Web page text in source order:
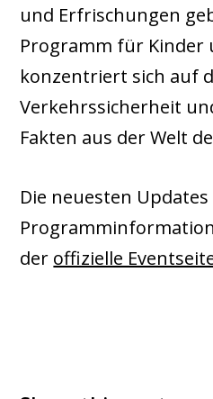
und Erfrischungen
Programm für Kinder
konzentriert sich auf
Verkehrssicherheit
Fakten aus der Welt
Die neuesten
der offizielle